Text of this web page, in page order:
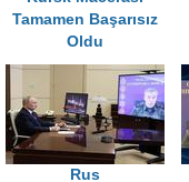
Tamamen Başarısız
Oldu
Rus